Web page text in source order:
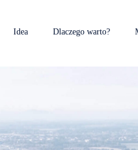
Idea Dlaczego warto?